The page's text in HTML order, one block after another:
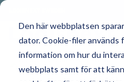
Den här webbplatsen
dator. Cookie-filer används
information om hur du
webbplats samt för att
Skip